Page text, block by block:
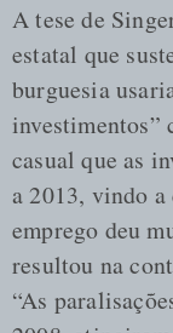
A tese de
estatal que
burguesia
investimentos”
casual que as
a 2013, vindo
emprego deu
resultou na
“As